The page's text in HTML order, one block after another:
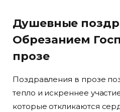
Душевные
Обрезанием
прозе
Поздравления в прозе
тепло и искреннее
которые откликаются